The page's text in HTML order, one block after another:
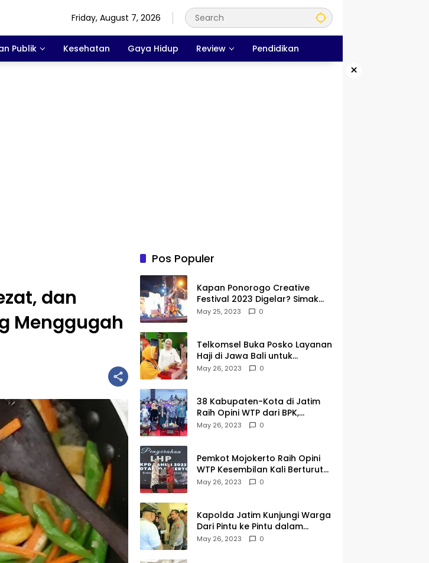
Friday, August 7, 2026
Publik Kesehatan Gaya Hidup Review Pendidikan
×
dan
Menggugah
Pos Populer
Kapan Ponorogo Creative
Festival 2023 Digelar? Simak
Tanggalnya DISINI
May 25, 2023 0
Telkomsel Buka Posko Layanan
Haji di Jawa Bali untuk
Membantu Jemaah dalam
May 26, 2023 0
38 Kabupaten-Kota di Jatim
Raih Opini WTP dari BPK,
Gubernur Khofifah Apresiasi
May 26, 2023 0
Pemkot Mojokerto Raih Opini
WTP Kesembilan Kali Berturut-
turut dari BPK Jawa Timur
May 26, 2023 0
Kapolda Jatim Kunjungi Warga
Dari Pintu ke Pintu dalam
Kegiatan Jumat Curhat dan
May 26, 2023 0